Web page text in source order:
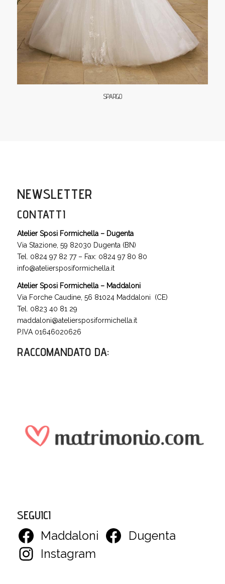
SPARGO
NEWSLETTER
CONTATTI
Atelier Sposi Formichella – Dugenta
Via Stazione, 59 82030 Dugenta (BN)
Tel. 0824 97 82 77 – Fax: 0824 97 80 80
info@ateliersposiformichella.it
Atelier Sposi Formichella – Maddaloni
Via Forche Caudine, 56 81024 Maddaloni (CE)
Tel. 0823 40 81 29
maddaloni@ateliersposiformichella.it
P.IVA 01646020626
RACCOMANDATO DA:
SEGUICI
Maddaloni
Dugenta
Instagram